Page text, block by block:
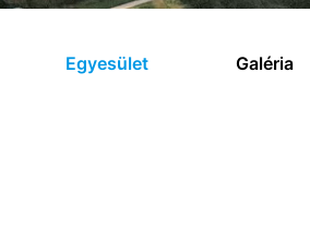
Egyesület Galéria